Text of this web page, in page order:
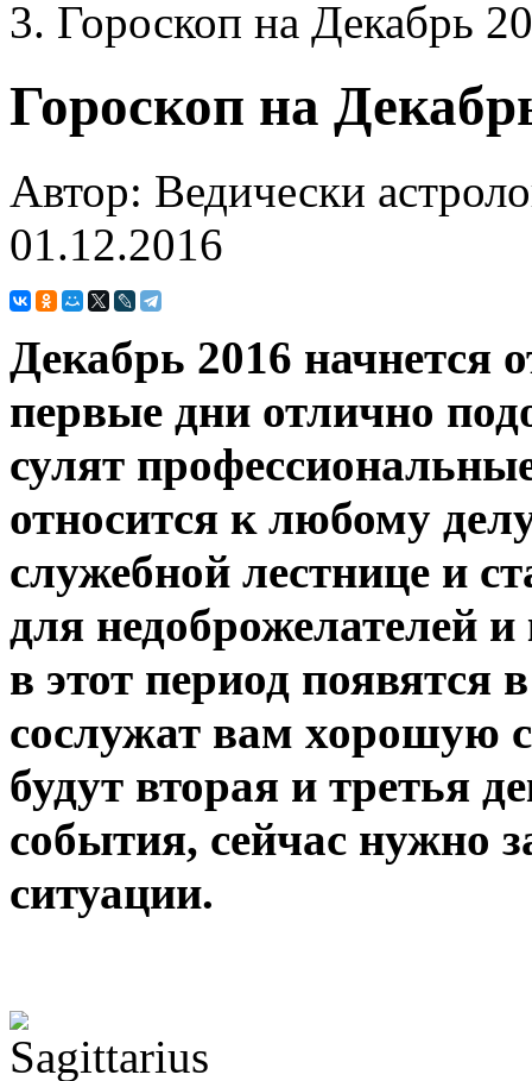
Гороскоп на Декабрь
Гороскоп на
Автор: Ведически
01.12.2016
Декабрь 2016 начнется
первые дни отлично
сулят
относится к любому
служебной лестнице и
для недоброжелателей
в этот период
сослужат вам хорошую
будут вторая и третья
события, сейчас нужно
ситуации.